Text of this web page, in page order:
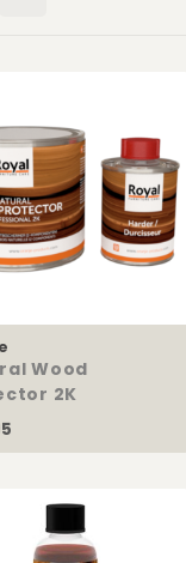
Wood
2K